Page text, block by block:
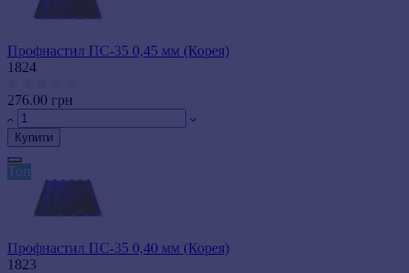
Профнастил ПС-35 0,45 мм (Корея)
1824
276.00 грн
Купити
Топ
Профнастил ПС-35 0,40 мм (Корея)
1823